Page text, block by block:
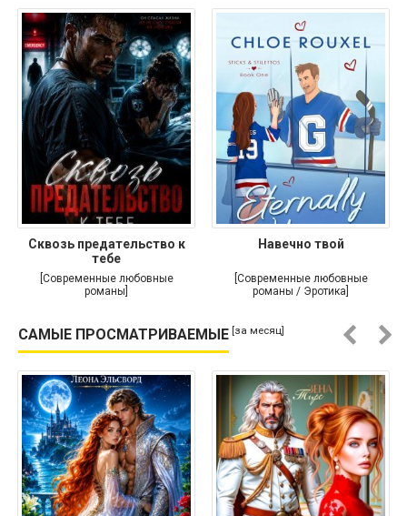
Сквозь предательство к
тебе
[Современные любовные
романы]
Навечно твой
[Современные любовные
романы / Эротика]
САМЫЕ ПРОСМАТРИВАЕМЫЕ [за месяц]